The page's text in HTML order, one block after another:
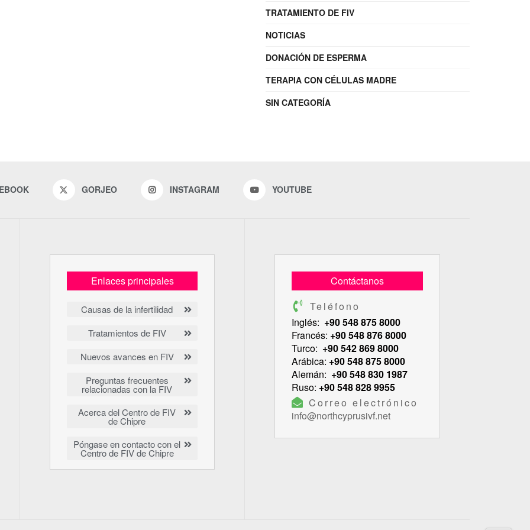
TRATAMIENTO DE FIV
NOTICIAS
DONACIÓN DE ESPERMA
TERAPIA CON CÉLULAS MADRE
SIN CATEGORÍA
GORJEO INSTAGRAM YOUTUBE
Enlaces principales
Causas de la infertilidad
Tratamientos de FIV
Nuevos avances en FIV
Preguntas frecuentes
relacionadas con la FIV
Acerca del Centro de FIV
de Chipre
Póngase en contacto con el
Centro de FIV de Chipre
Contáctanos
Teléfono
Inglés: +90 548 875 8000
Francés: +90 548 876 8000
Turco: +90 542 869 8000
Arábica: +90 548 875 8000
Alemán: +90 548 830 1987
Ruso: +90 548 828 9955
Correo electrónico
info@northcyprusivf.net